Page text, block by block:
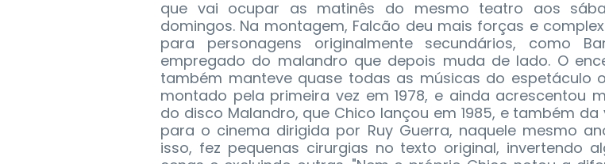
que vai ocupar as matinês do mesmo teatro aos
domingos. Na montagem, Falcão deu mais forças e
para personagens originalmente secundários, como
empregado do malandro que depois muda de lado. O
também manteve quase todas as músicas do espetáculo
montado pela primeira vez em 1978, e ainda acrescentou
do disco Malandro, que Chico lançou em 1985, e também da
para o cinema dirigida por Ruy Guerra, naquele mesmo
isso, fez pequenas cirurgias no texto original, invertendo